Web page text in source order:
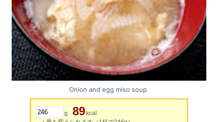
Onion and egg miso soup
g 89 kcal